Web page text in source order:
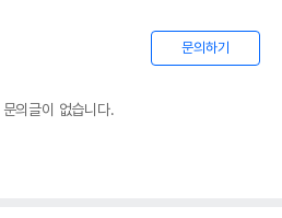
문의하기
의글이 없습니다.